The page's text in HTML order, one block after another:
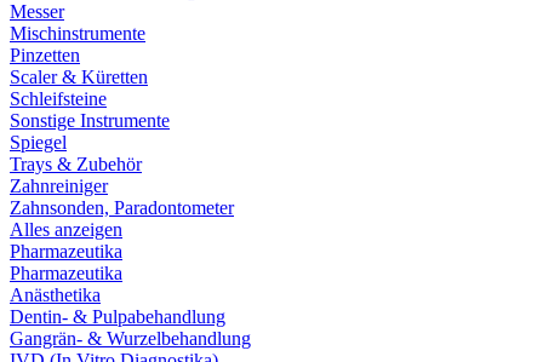
Messer
Mischinstrumente
Pinzetten
Scaler & Küretten
Schleifsteine
Sonstige Instrumente
Spiegel
Trays & Zubehör
Zahnreiniger
Zahnsonden, Paradontometer
Alles anzeigen
Pharmazeutika
Pharmazeutika
Anästhetika
Dentin- & Pulpabehandlung
Gangrän- & Wurzelbehandlung